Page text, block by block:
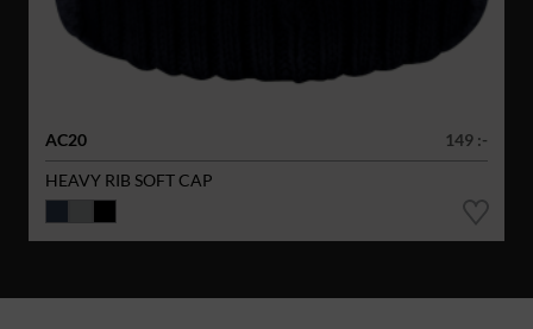
AC20
149 :-
HEAVY RIB SOFT CAP